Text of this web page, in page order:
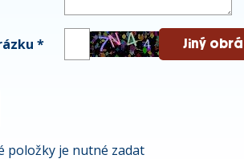
*
položky je nutné zadat